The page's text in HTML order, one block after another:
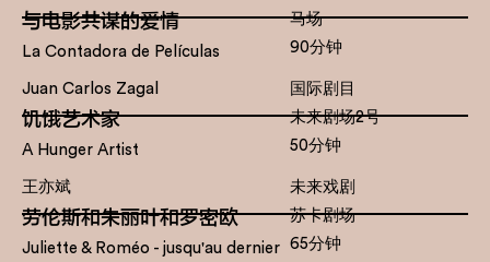
Juan Carlos Zagal
La Contadora de Películas
与电影共谋的爱情 马场
国际剧目
90分钟
王亦斌
A Hunger Artist
饥饿艺术家 未来剧场2号
未来戏剧
50分钟
Juliette & Roméo - jusqu'au dernier
劳伦斯和朱丽叶和罗密欧 苏卡剧场
65分钟